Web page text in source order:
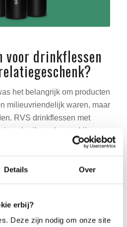
Details Over
erbij?
Deze zijn nodig om onze site
voor drinkflessen
het belangrijk om producten
milieuvriendelijk waren, maar
RVS drinkflessen met
in gebruik en dragen bij aan
Bovendien heeft een
een kantooromgeving, op
waar veel medewerkers
of koffiemok met
zijn eigen fles direct